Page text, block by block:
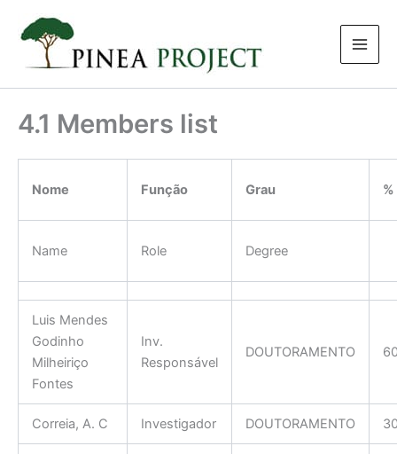
content
4.1 Members list
Nome Função Grau %
Name Role Degree
Luis Mendes
Godinho
Milheiriço
Fontes
Inv.
Responsável
DOUTORAMENTO
Correia, A. C Investigador DOUTORAMENTO